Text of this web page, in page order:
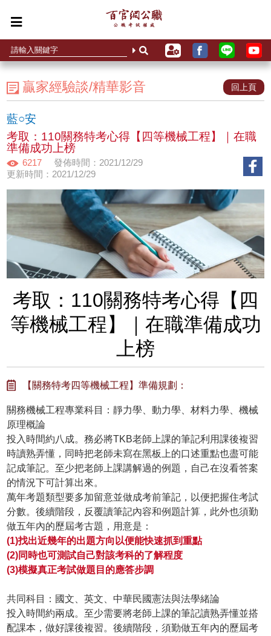
贏家經驗談/精華影音 回上頁
藍○安
考取：110關務特考心得【四等機械工程】｜在職
準備成功上榜
6217
發佈時間：2021/12/29
更新時間：2021/12/29
考取：110關務特考心得【四
等機械工程】｜在職準備成功
上榜
【關務特考四等機械工程】準備規劃：
關務機械工程專業科目：靜力學、動力學、材料力學、機械
原理概論
投入時間約八成。務必將TKB老師上課的筆記利用課後複習
時讀熟弄懂，同時把老師未寫在黑板上的口述重點也盡可能
記成筆記。至少把老師上課講解過的例題，自己在沒看答案
的情況下可計算出來。
萬年考題類型要多加留意並做成考前筆記，以便把握住考試
分數。後續階段，反覆讀筆記內容和例題計算，此外也須勤
做五年內的歷屆考古題，用意是：
(1)找出近幾年的出題方向以便能快速抓到重點
(2)同時也可測試自己對該考科的了解程度
(3)模擬真正考試做題目的應答步調
共同科目：國文、英文、中華民國憲法與法學緒論
投入時間約兩成。至少需要將老師上課的筆記讀熟弄懂並搭
配課本，做好課後複習。後續階段，須勤做五年內的歷屆考